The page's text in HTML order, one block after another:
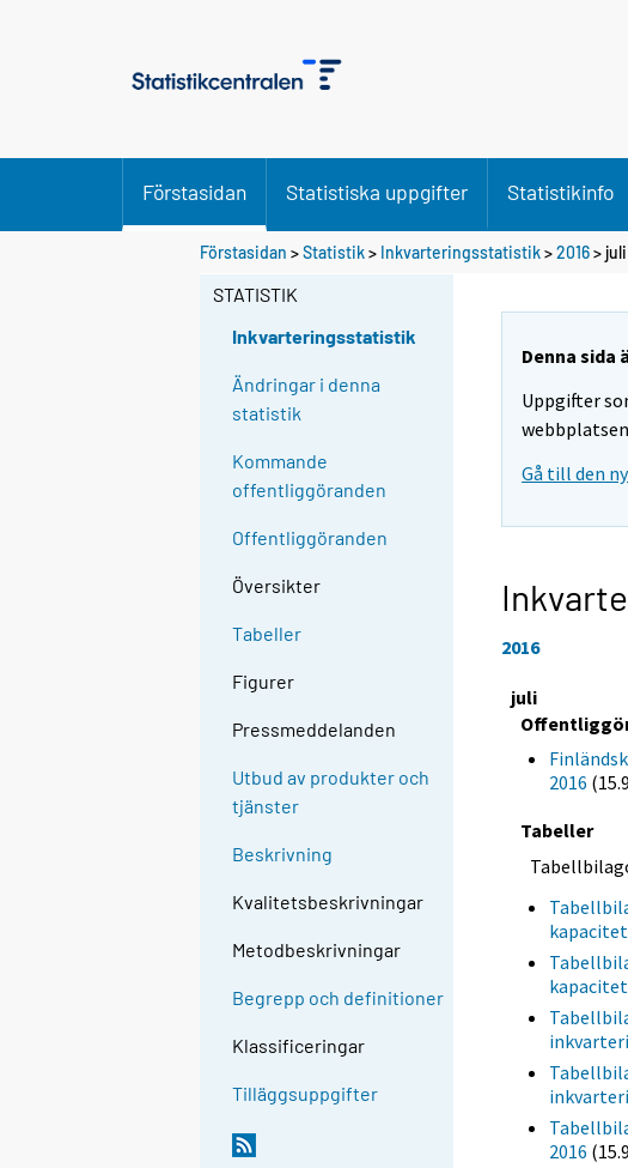
Förstasidan Statistiska uppgifter Statistikinfo
Förstasidan >Statistik> Inkvarteringsstatistik>2016> juli
STATISTIK
Inkvarteringsstatistik
Ändringar i denna
statistik
Kommande
offentliggöranden
Offentliggöranden
Översikter
Tabeller
Figurer
Pressmeddelanden
Utbud av produkter och
tjänster
Beskrivning
Kvalitetsbeskrivningar
Metodbeskrivningar
Begrepp och definitioner
Klassificeringar
Tilläggsuppgifter
Denna sida
Uppgifter
Gå till den
2016
juli
2016
Tabeller
2016